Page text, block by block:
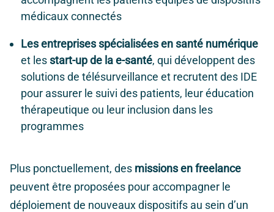
médicaux connectés
Les entreprises spécialisées en santé numérique
et lesstart-up de la e-santé, qui développent des
solutions de télésurveillance et recrutent des IDE
pour assurer le suivi des patients, leur éducation
thérapeutique ou leur inclusion dans les
programmes
Plus ponctuellement, des missions en freelance
peuvent être proposées pour accompagner le
déploiement de nouveaux dispositifs au sein d’un